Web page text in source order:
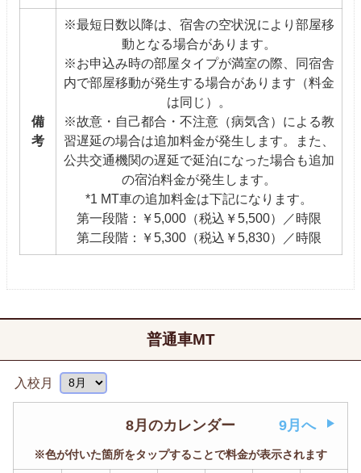
備
考
※最短日数以降は、宿舎の空状況により部屋移
動となる場合があります。
※お申込み時の部屋タイプが満室の際、同宿舎
内で部屋移動が発生する場合があります（料金
は同じ）。
※故意・自己都合・不注意（病気含）による教
習遅延の場合は追加料金が発生します。また、
公共交通機関の遅延で延泊になった場合も追加
の宿泊料金が発生します。
*1 MT車の追加料金は下記になります。
第一段階：￥5,000（税込￥5,500）／時限
第二段階：￥5,300（税込￥5,830）／時限
普通車MT
入校月
8月のカレンダー 9月へ
※色が付いた箇所をタップすることで料金が表示されます